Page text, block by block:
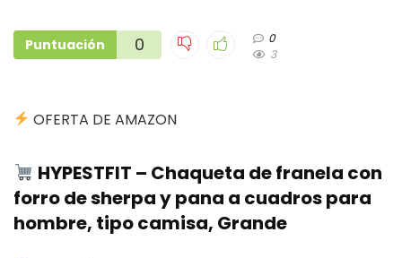
Puntuación 0
0
3
OFERTA DE AMAZON
HYPESTFIT – Chaqueta de franela con
forro de sherpa y pana a cuadros para
hombre, tipo camisa, Grande